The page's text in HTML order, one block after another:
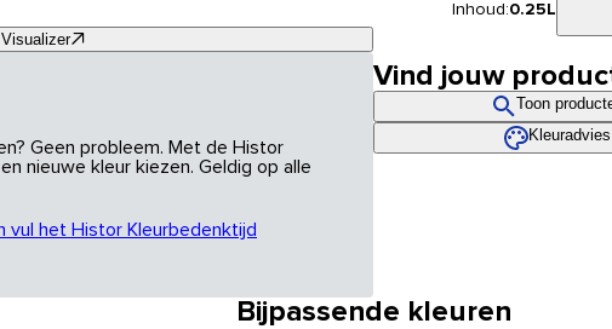
Geen probleem. Met de Histor
nieuwe kleur kiezen. Geldig op alle
vul het Histor Kleurbedenktijd
Inhoud:0.25L
Vind jouw
Toon
Kleuradvies
Bijpassende kleuren